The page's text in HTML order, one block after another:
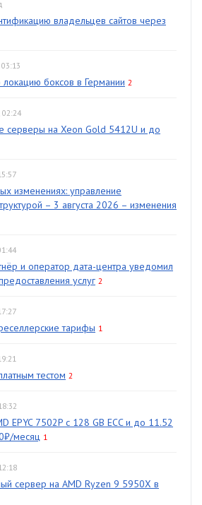
владельцев сайтов через
03:13
боксов в Германии 2
02:24
серверы на Xeon Gold 5412U и до
изменениях: управление
– 3 августа 2026 – изменения
и оператор дата-центра уведомил
услуг 2
тарифы 1
тестом 2
EPYC 7502P с 128 GB ECC и до 11.52
месяц 1
сервер на AMD Ryzen 9 5950X в